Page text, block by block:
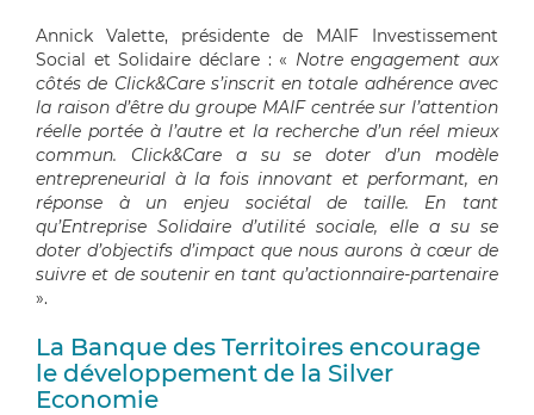
Annick Valette, présidente de MAIF Investissement
Social et Solidaire déclare : « Notre engagement aux
côtés de Click&Care s’inscrit en totale adhérence avec
la raison d’être du groupe MAIF centrée sur l’attention
réelle portée à l’autre et la recherche d’un réel mieux
commun. Click&Care a su se doter d’un modèle
entrepreneurial à la fois innovant et performant, en
réponse à un enjeu sociétal de taille. En tant
qu’Entreprise Solidaire d’utilité sociale, elle a su se
doter d’objectifs d’impact que nous aurons à cœur de
suivre et de soutenir en tant qu’actionnaire-partenaire
».
La Banque des Territoires encourage
le développement de la Silver
Economie